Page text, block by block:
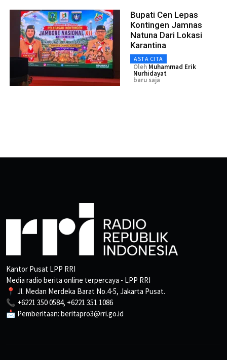
Bupati Cen Lepas
Kontingen Jamnas
Natuna Dari Lokasi
Karantina
ASTA CITA
Oleh Muhammad Erik
Nurhidayat
baru saja
Kantor Pusat LPP RRI
Media radio berita online terpercaya - LPP RRI
📍 Jl. Medan Merdeka Barat No.4-5, Jakarta Pusat.
📞 +6221 350 0584, +6221 351 1086
📩 Pemberitaan: beritapro3@rri.go.id